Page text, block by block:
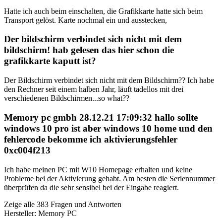
Hatte ich auch beim einschalten, die Grafikkarte hatte sich beim
Transport gelöst. Karte nochmal ein und ausstecken,
Der bildschirm verbindet sich nicht mit dem
bildschirm! hab gelesen das hier schon die
grafikkarte kaputt ist?
Der Bildschirm verbindet sich nicht mit dem Bildschirm?? Ich habe
den Rechner seit einem halben Jahr, läuft tadellos mit drei
verschiedenen Bildschirmen...so what??
Memory pc gmbh 28.12.21 17:09:32 hallo sollte
windows 10 pro ist aber windows 10 home und den
fehlercode bekomme ich aktivierungsfehler
0xc004f213
Ich habe meinen PC mit W10 Homepage erhalten und keine
Probleme bei der Aktivierung gehabt. Am besten die Seriennummer
überprüfen da die sehr sensibel bei der Eingabe reagiert.
Zeige alle 383 Fragen und Antworten
Hersteller: Memory PC